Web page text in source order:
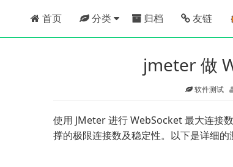
首页 分类 归档 友链
jmeter 做
软件测试
使用 JMeter 进行 WebSocket 最大连接
撑的极限连接数及稳定性。以下是详细的